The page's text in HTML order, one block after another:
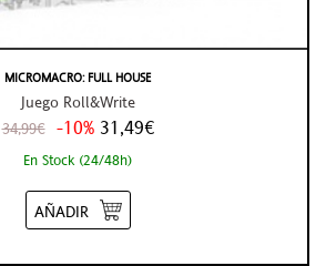
MICROMACRO: FULL HOUSE
Juego Roll&Write
34,99€ -10% 31,49€
En Stock (24/48h)
AÑADIR